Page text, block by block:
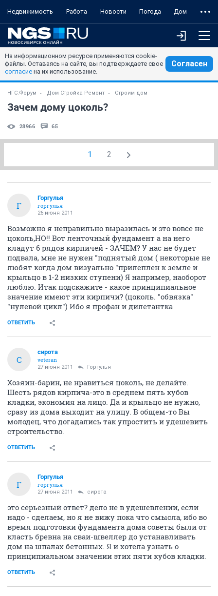
Недвижимость Работа Новости Погода Дом
На информационном ресурсе применяются cookie-
файлы. Оставаясь на сайте, вы подтверждаете свое
согласие на их использование.
Согласен
НГС.Форум Дом Стройка Ремонт Строим дом
Зачем дому цоколь?
28966 65
1 2
Г
Горгулья
горгулья
26 июня 2011
Возможно я неправильно выразилась и это вовсе не
цоколь,НО!! Вот ленточный фундамент а на него
кладут 6 рядов кирпичей - ЗАЧЕМ? У нас не будет
подвала, мне не нужен "поднятый дом ( некоторые не
любят когда дом визуально "прилеплен к земле и
крыльцо в 1-2 низких ступени) Я например, наоборот
люблю. Итак подскажите - какое принципиальное
значение имеют эти кирпичи? (цоколь. "обвязка"
"нулевой цикл") Ибо я профан и дилетантка
ОТВЕТИТЬ
С
сирота
veteran
27 июня 2011 Горгулья
Хозяин-барин, не нравиться цоколь, не делайте.
Шесть рядов кирпича-это в среднем пять кубов
кладки, экономия на лицо. Да и крыльцо не нужно,
сразу из дома выходит на улицу. В общем-то Вы
молодец, что догадались так упростить и удешевить
строительство.
ОТВЕТИТЬ
Г
Горгулья
горгулья
27 июня 2011 сирота
это серьезный ответ? дело не в удешевлении, если
надо - сделаем, но я не вижу пока что смысла, ибо во
время подготовки фундамента дома советы были от
класть бревна на сваи-швеллер до устанавливать
дом на шпалах бетонных. Я и хотела узнать о
принципиальном значении этих пяти кубов кладки.
ОТВЕТИТЬ